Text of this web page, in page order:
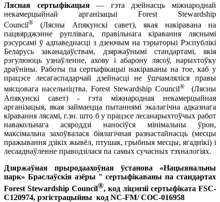
Лясная сертыфікацыя— гэта дзейнасць міжнароднай
некамерцыйнай арганізацыі Forest Stewardship
Council® (Лясны Апякунскі савет), якая накіравана на
пацвярджэнне руплівага, правільнага кіравання ляснымі
рэсурсамі ў адпаведнасці з дзеючым на тэрыторыі Рэспублікі
Беларусь заканадаўствам, дзяржаўнымі стандартамі, якія
рэгулююць узнаўленне, ахову і абарону лясоў, нарыхтоўку
драўніны. Работы па сертыфікацыі накіраваны на тое, каб у
працэсе лесагаспадарчай дзейнасці не ўшчамляліся правы
мясцовага насельніцтва. Forest Stewardship Council® (Лясны
Апякунскі савет) - гэта міжнародная некамерцыйная
арганізацыя, якая займаецца пытаннямі экалагічна адказнага
кіравання лясамі, г.зн. што б у працэсе лесанарыхтоўчых работ
навакольнага асяроддзі наносіўся мінімальны ўрон,
максімальна захоўвалася біялагічная разнастайнасць (месцы
пражывання дзікіх жывёл, птушак, грыбныя месцы, ягаднікі) і
лесааднаўленне праводзілася па самых сучасных тэхналогіях.
Дзяржаўная прыродаахоўная ўстанова «Нацыянальны
парк» Браслаўскія азёры " сертыфікаваны па стандартах
Forest Stewardship Council®, код ліцэнзіі сертыфіката FSC-
C120974, рэгістрацыйны код NC-FM/ COC-016958